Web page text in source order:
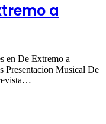
a
en De Extremo a
Presentacion Musical De